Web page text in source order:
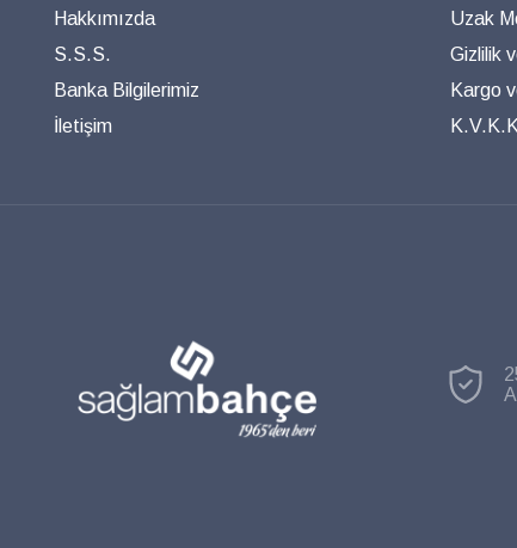
Hakkımızda
S.S.S.
Banka Bilgilerimiz
İletişim
Uzak
Gizlilik
Kargo
K.V.K.K